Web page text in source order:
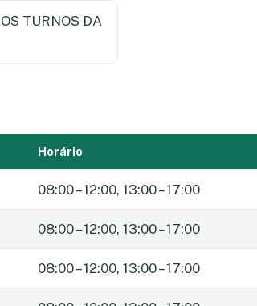
TURNOS DA
Horário
08:00 – 12:00, 13:00 – 17:00
08:00 – 12:00, 13:00 – 17:00
08:00 – 12:00, 13:00 – 17:00